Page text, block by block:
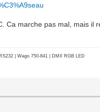
Ca marche pas mal, mais
| Wago 750-841 | DMX RGB LED